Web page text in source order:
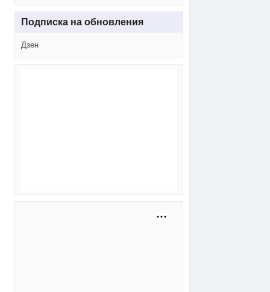
Подписка на обновления
Дзен